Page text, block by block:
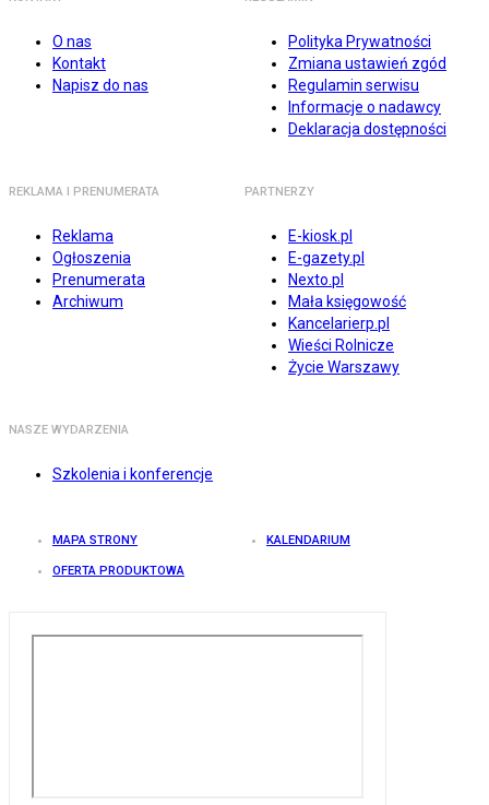
O nas
Kontakt
Napisz do nas
Polityka Prywatności
Zmiana ustawień zgód
Regulamin serwisu
Informacje o nadawcy
Deklaracja dostępności
REKLAMA I PRENUMERATA
Reklama
Ogłoszenia
Prenumerata
Archiwum
PARTNERZY
E-kiosk.pl
E-gazety.pl
Nexto.pl
Mała księgowość
Kancelarierp.pl
Wieści Rolnicze
Życie Warszawy
NASZE WYDARZENIA
Szkolenia i konferencje
MAPA STRONY KALENDARIUM
OFERTA PRODUKTOWA